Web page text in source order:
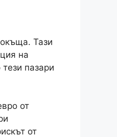
Тази
на
тези пазари
от
от